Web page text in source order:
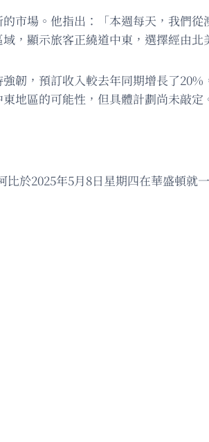
市場。他指出：「本週每天，我們
，顯示旅客正繞道中東，選擇經由北
韌，預訂收入較去年同期增長了
地區的可能性，但具體計劃尚未敲定
於2025年5月8日星期四在華盛頓就